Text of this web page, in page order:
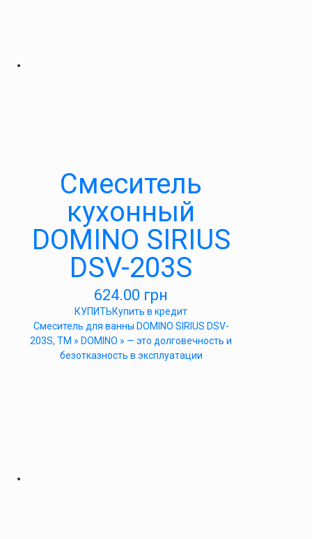
Смеситель
кухонный
DOMINO SIRIUS
DSV-203S
624.00 грн
КУПИТЬКупить в кредит
Cмеситель для ванны DOMINO SIRIUS DSV-
203S, ТМ » DOMINO » — это долговечность и
безотказность в эксплуатации